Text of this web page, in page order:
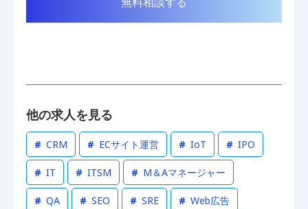
他の求人を見る
# CRM # ECサイト運営 # IoT # IPO
# IT # ITSM # M＆Aマネージャー
# QA # SEO # SRE # Web広告